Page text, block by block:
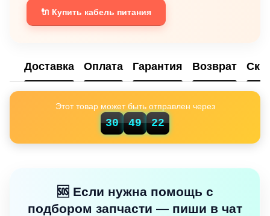
🔌 Купить кабель питания
Доставка Оплата Гарантия Возврат
Этот товар может быть отправлен через
30 49 21
🆘 Если нужна помощь с
подбором запчасти — пиши в чат